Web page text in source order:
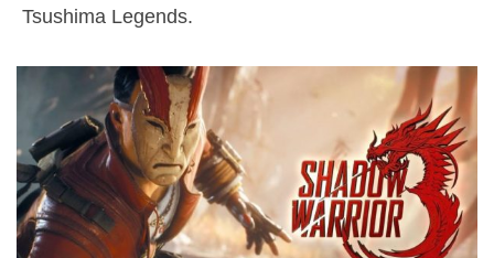
Tsushima Legends.